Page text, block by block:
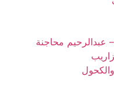
عبدالرحيم محاجنة